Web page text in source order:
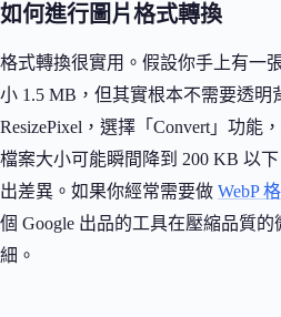
如何進行圖片格式轉換
格式轉換很實用。假設你手上有一
小 1.5 MB，但其實根本不需要透明
ResizePixel，選擇「Convert」功能
檔案大小可能瞬間降到 200 KB 以
出差異。如果你經常需要做 WebP
個 Google 出品的工具在壓縮品質
細。